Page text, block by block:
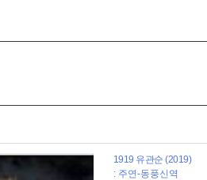
1919 유관순 (2019)
: 주연-동풍신역